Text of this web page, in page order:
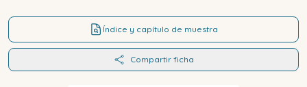
Índice y capítulo de muestra
Compartir ficha